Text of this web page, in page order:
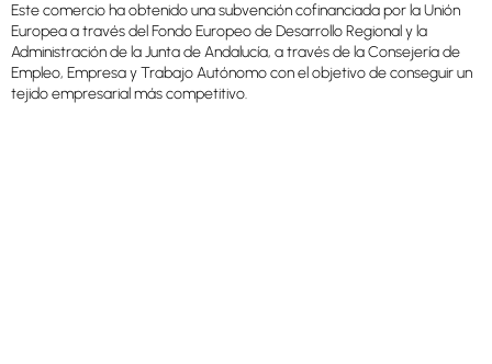
Este comercio ha obtenido una subvención cofinanciada por la Unión
Europea a través del Fondo Europeo de Desarrollo Regional y la
Administración de la Junta de Andalucía, a través de la Consejería de
Empleo, Empresa y Trabajo Autónomo con el objetivo de conseguir un
tejido empresarial más competitivo.